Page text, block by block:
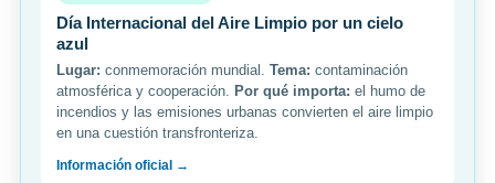
Día Internacional del Aire Limpio por un cielo
azul
Lugar: conmemoración mundial. Tema: contaminación
atmosférica y cooperación.
Por qué importa: el humo de
incendios y las emisiones urbanas convierten el aire limpio
en una cuestión transfronteriza.
Información oficial →